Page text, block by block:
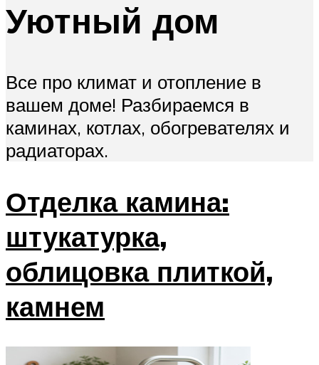
Уютный дом
Все про климат и отопление в
вашем доме! Разбираемся в
каминах, котлах, обогревателях и
радиаторах.
Отделка камина:
штукатурка,
облицовка плиткой,
камнем